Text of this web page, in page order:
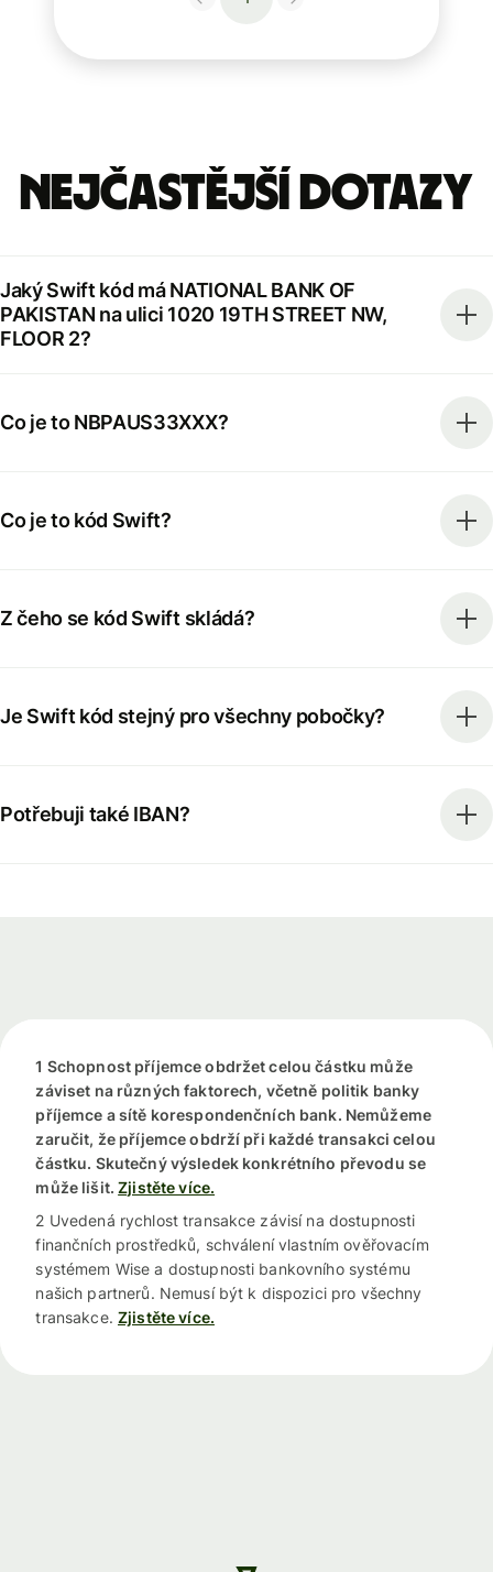
Nejčastější dotazy
Jaký Swift kód má NATIONAL BANK OF
PAKISTAN na ulici 1020 19TH STREET NW,
FLOOR 2?
Co je to NBPAUS33XXX?
Co je to kód Swift?
Z čeho se kód Swift skládá?
Je Swift kód stejný pro všechny pobočky?
Potřebuji také IBAN?
1 Schopnost příjemce obdržet celou částku může
záviset na různých faktorech, včetně politik banky
příjemce a sítě korespondenčních bank. Nemůžeme
zaručit, že příjemce obdrží při každé transakci celou
částku. Skutečný výsledek konkrétního převodu se
může lišit. Zjistěte více.
2 Uvedená rychlost transakce závisí na dostupnosti
finančních prostředků, schválení vlastním ověřovacím
systémem Wise a dostupnosti bankovního systému
našich partnerů. Nemusí být k dispozici pro všechny
transakce. Zjistěte více.